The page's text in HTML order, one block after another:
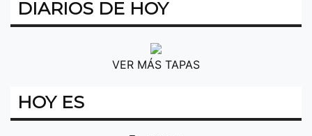
DIARIOS DE HOY
VER MÁS TAPAS
HOY ES